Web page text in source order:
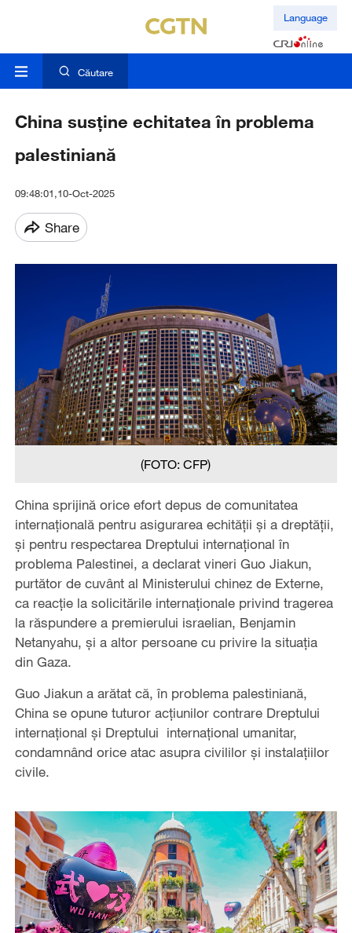
Language
Căutare
China susține echitatea în problema
palestiniană
09:48:01,10-Oct-2025
Share
(FOTO: CFP)
China sprijină orice efort depus de comunitatea
internațională pentru asigurarea echității și a dreptății,
și pentru respectarea Dreptului internațional în
problema Palestinei, a declarat vineri Guo Jiakun,
purtător de cuvânt al Ministerului chinez de Externe,
ca reacție la solicitările internaționale privind tragerea
la răspundere a premierului israelian, Benjamin
Netanyahu, și a altor persoane cu privire la situația
din Gaza.
Guo Jiakun a arătat că, în problema palestiniană,
China se opune tuturor acțiunilor contrare Dreptului
internațional și Dreptului internațional umanitar,
condamnând orice atac asupra civililor și instalațiilor
civile.